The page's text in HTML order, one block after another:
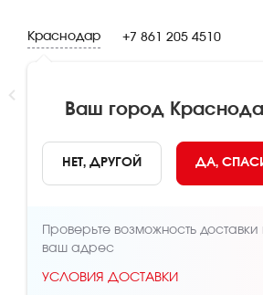
Краснодар
Ваш город
НЕТ, ДРУГОЙ ДА,
Проверьте возможность доставки
ваш адрес
УСЛОВИЯ ДОСТАВКИ
+7 861 205 4510
НАЗАД